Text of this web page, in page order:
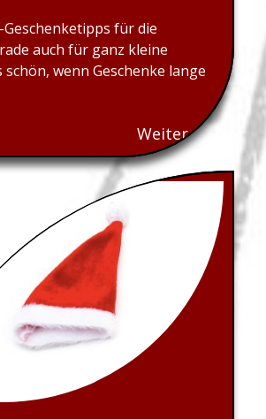
für die
auch für ganz kleine
schön, wenn Geschenke lange
Weiter...